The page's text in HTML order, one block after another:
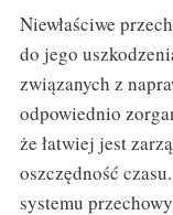
Niewłaściwe
do jego
związanych z
odpowiednio
że łatwiej jest
oszczędność
systemu